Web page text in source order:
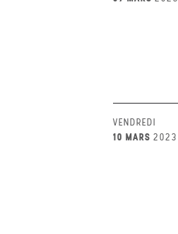
VENDREDI
10 MARS 2023